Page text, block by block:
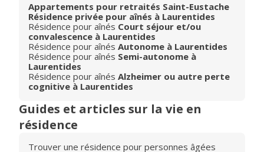
Appartements pour retraités Saint-Eustache
Résidence privée pour aînés à Laurentides
Résidence pour aînés Court séjour et/ou
convalescence à Laurentides
Résidence pour aînés Autonome à Laurentides
Résidence pour aînés Semi-autonome à
Laurentides
Résidence pour aînés Alzheimer ou autre perte
cognitive à Laurentides
Guides et articles sur la vie en
résidence
Trouver une résidence pour personnes âgées